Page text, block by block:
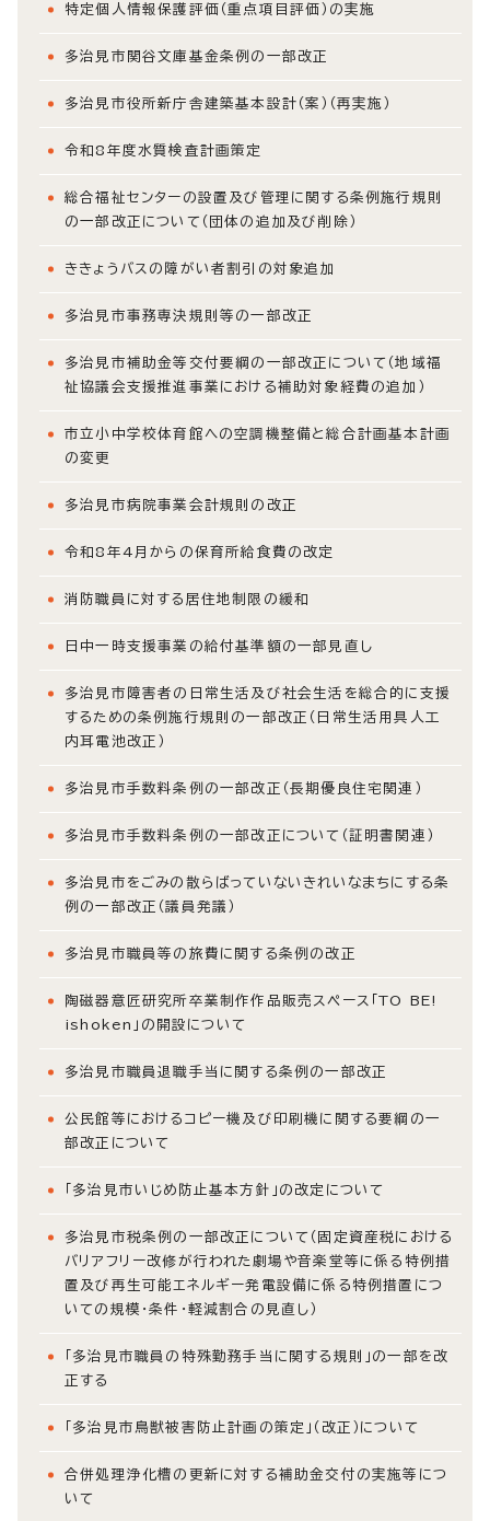
特定個人情報保護評価（重点項目評価）の実施
多治見市関谷文庫基金条例の一部改正
多治見市役所新庁舎建築基本設計（案）（再実施）
令和8年度水質検査計画策定
総合福祉センターの設置及び管理に関する条例施行規則
の一部改正について（団体の追加及び削除）
ききょうバスの障がい者割引の対象追加
多治見市事務専決規則等の一部改正
多治見市補助金等交付要綱の一部改正について（地域福
祉協議会支援推進事業における補助対象経費の追加）
市立小中学校体育館への空調機整備と総合計画基本計画
の変更
多治見市病院事業会計規則の改正
令和8年4月からの保育所給食費の改定
消防職員に対する居住地制限の緩和
日中一時支援事業の給付基準額の一部見直し
多治見市障害者の日常生活及び社会生活を総合的に支援
するための条例施行規則の一部改正（日常生活用具人工
内耳電池改正）
多治見市手数料条例の一部改正（長期優良住宅関連）
多治見市手数料条例の一部改正について（証明書関連）
多治見市をごみの散らばっていないきれいなまちにする条
例の一部改正（議員発議）
多治見市職員等の旅費に関する条例の改正
陶磁器意匠研究所卒業制作作品販売スペース「TO BE!
ishoken」の開設について
多治見市職員退職手当に関する条例の一部改正
公民館等におけるコピー機及び印刷機に関する要綱の一
部改正について
「多治見市いじめ防止基本方針」の改定について
多治見市税条例の一部改正について（固定資産税における
バリアフリー改修が行われた劇場や音楽堂等に係る特例措
置及び再生可能エネルギー発電設備に係る特例措置につ
いての規模・条件・軽減割合の見直し）
「多治見市職員の特殊勤務手当に関する規則」の一部を改
正する
「多治見市鳥獣被害防止計画の策定」（改正）について
合併処理浄化槽の更新に対する補助金交付の実施等につ
いて